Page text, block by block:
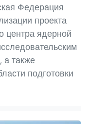
Федерация
проекта
центра ядерной
а также
подготовки